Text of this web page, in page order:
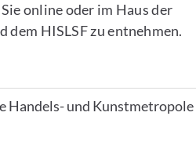
online oder im Haus der
HISLSF zu entnehmen.
Handels- und Kunstmetropole